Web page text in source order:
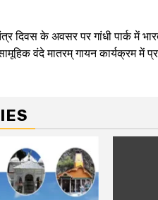
दिवस के अवसर पर गांधी पार्क में
वंदे मातरम् गायन कार्यक्रम में